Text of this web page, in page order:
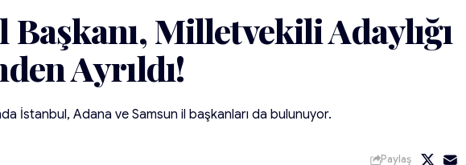
Başkanı, Milletvekili Adaylığı
Ayrıldı!
İstanbul, Adana ve Samsun il başkanları da bulunuyor.
Paylaş